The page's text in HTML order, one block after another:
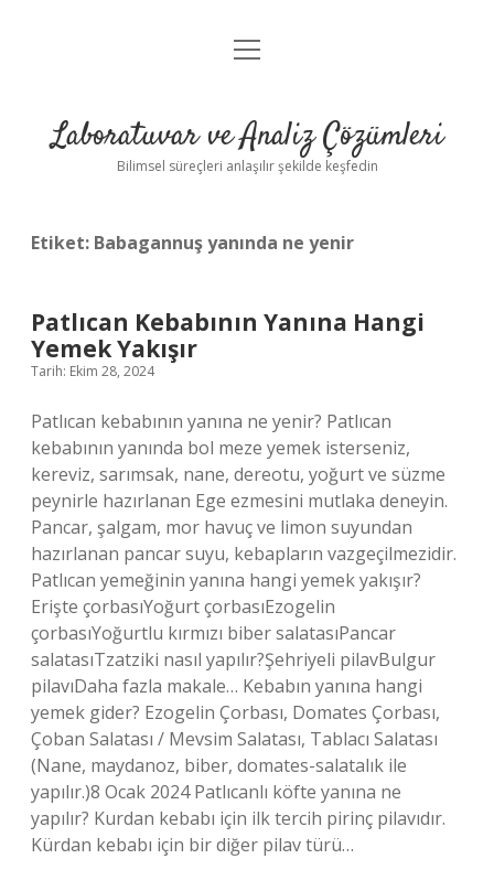
Anasayfa
Yasal Uyarı
menüyü
Laboratuvar ve Analiz Çözümleri
Bilimsel süreçleri anlaşılır şekilde keşfedin
Etiket: Babagannuş yanında ne yenir
Patlıcan Kebabının Yanına Hangi
Yemek Yakışır
Tarih: Ekim 28, 2024
Patlıcan kebabının yanına ne yenir? Patlıcan
kebabının yanında bol meze yemek isterseniz,
kereviz, sarımsak, nane, dereotu, yoğurt ve süzme
peynirle hazırlanan Ege ezmesini mutlaka deneyin.
Pancar, şalgam, mor havuç ve limon suyundan
hazırlanan pancar suyu, kebapların vazgeçilmezidir.
Patlıcan yemeğinin yanına hangi yemek yakışır?
Erişte çorbasıYoğurt çorbasıEzogelin
çorbasıYoğurtlu kırmızı biber salatasıPancar
salatasıTzatziki nasıl yapılır?Şehriyeli pilavBulgur
pilavıDaha fazla makale… Kebabın yanına hangi
yemek gider? Ezogelin Çorbası, Domates Çorbası,
Çoban Salatası / Mevsim Salatası, Tablacı Salatası
(Nane, maydanoz, biber, domates-salatalık ile
yapılır.)8 Ocak 2024 Patlıcanlı köfte yanına ne
yapılır? Kurdan kebabı için ilk tercih pirinç pilavıdır.
Kürdan kebabı için bir diğer pilav türü…